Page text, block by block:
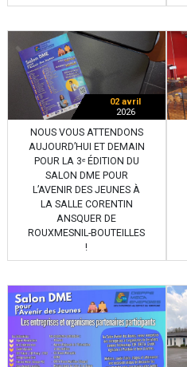
02 avril
2026
NOUS VOUS ATTENDONS
AUJOURD’HUI ET DEMAIN
POUR LA 3ᵉ ÉDITION DU
SALON DME POUR
L’AVENIR DES JEUNES À
LA SALLE CORENTIN
ANSQUER DE
ROUXMESNIL-BOUTEILLES
!